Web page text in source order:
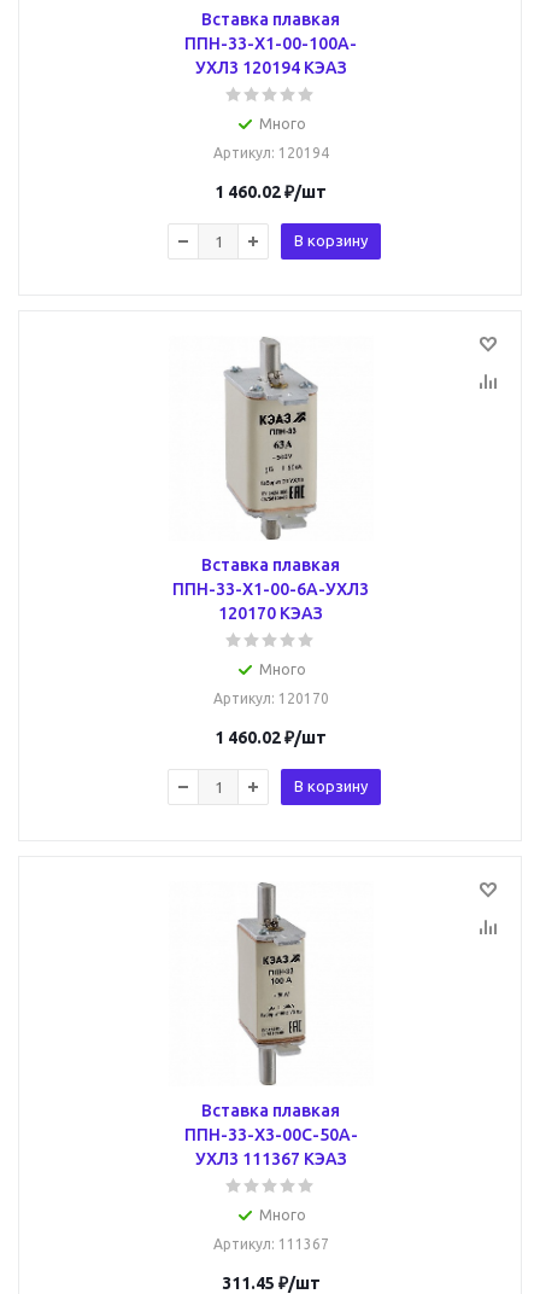
Вставка плавкая
ППН-33-Х1-00-100А-
УХЛ3 120194 КЭАЗ
Много
Артикул: 120194
1 460.02₽/шт
В корзину
Вставка плавкая
ППН-33-Х1-00-6А-УХЛ3
120170 КЭАЗ
Много
Артикул: 120170
1 460.02₽/шт
В корзину
Вставка плавкая
ППН-33-X3-00С-50А-
УХЛ3 111367 КЭАЗ
Много
Артикул: 111367
311.45 ₽/шт